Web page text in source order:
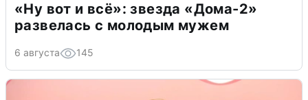
«Ну вот и всё»: звезда «Дома-2»
развелась с молодым мужем
6 августа 145